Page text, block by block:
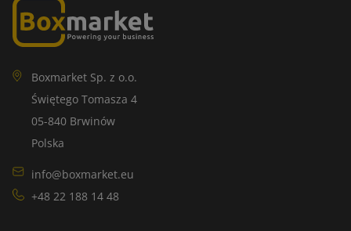
Boxmarket Sp. z o.o.
Świętego Tomasza 4
05-840 Brwinów
Polska
info@boxmarket.eu
+48 22 188 14 48